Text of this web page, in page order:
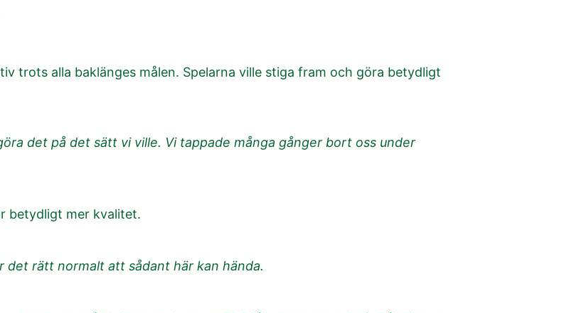
trots alla baklänges målen. Spelarna ville stiga fram och göra betydligt
det på det sätt vi ville. Vi tappade många gånger bort oss under
betydligt mer kvalitet.
det rätt normalt att sådant här kan hända.